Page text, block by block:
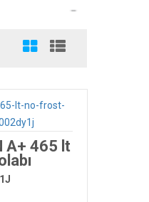
A+ 465 lt